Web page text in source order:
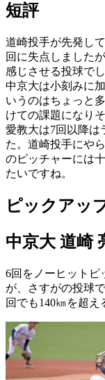
短評
道崎投手が先発し
回に失点しました
感じさせる投球でし
中京大は小刻みに
いうのはちょっと
けての課題になりそ
愛教大は7回以降は
た。道崎投手にや
のピッチャーには
たいですね。
ピックアッ
中京大 道崎
6回をノーヒットピ
が、さすがの投球
回でも140㎞を超え